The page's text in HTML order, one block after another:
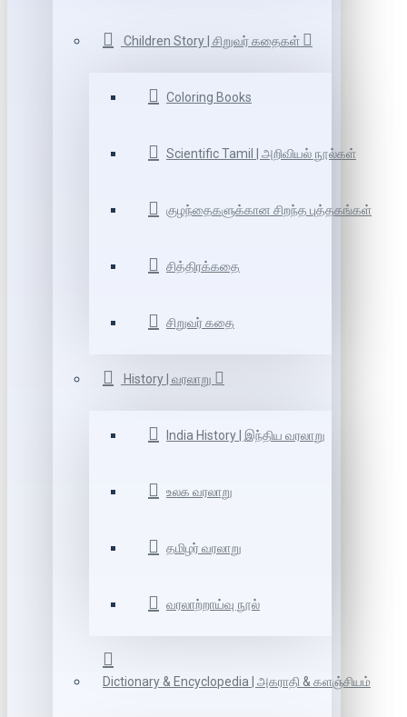
Children Story | சிறுவர் கதைகள்
Coloring Books
Scientific Tamil | அறிவியல் நூல்கள்
குழந்தைகளுக்கான சிறந்த புத்தகங்கள்
சித்திரக்கதை
சிறுவர் கதை
History | வரலாறு
India History | இந்திய வரலாறு
உலக வரலாறு
தமிழர் வரலாறு
வரலாற்றாய்வு நூல்
Dictionary & Encyclopedia | அகராதி & களஞ்சியம்